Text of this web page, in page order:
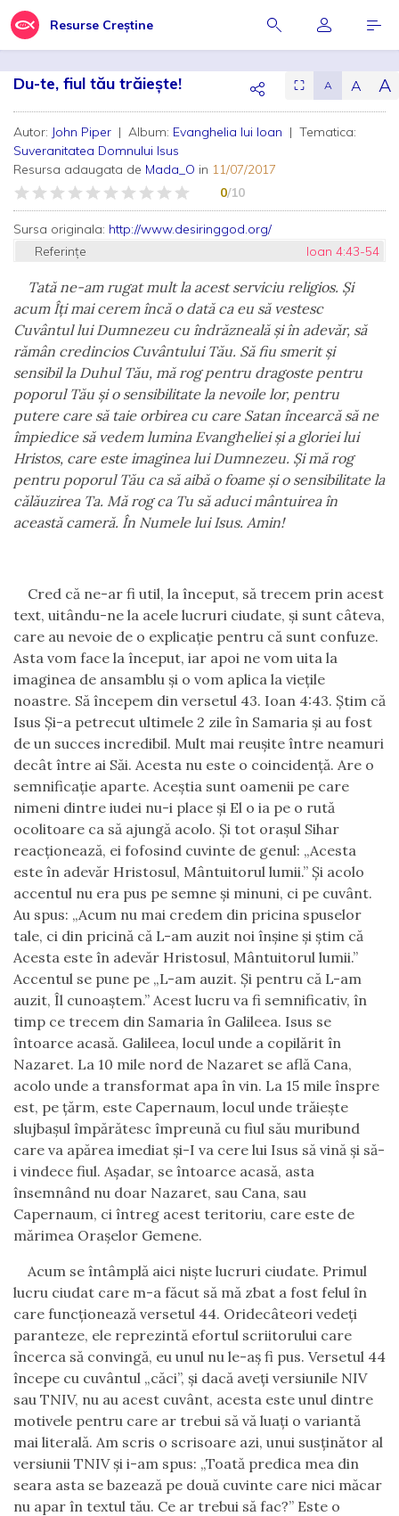
Resurse Creștine
Du-te, fiul tău trăiește! ⛶ A A A
Autor: John Piper | Album: Evanghelia lui Ioan | Tematica:
Suveranitatea Domnului Isus
Resursa adaugata de Mada_O in 11/07/2017
0/10
Sursa originala: http://www.desiringgod.org/
Referințe
Ioan 4:43-54
Tată ne-am rugat mult la acest serviciu religios. Şi
acum Îţi mai cerem încă o dată ca eu să vestesc
Cuvântul lui Dumnezeu cu îndrăzneală şi în adevăr, să
rămân credincios Cuvântului Tău. Să fiu smerit şi
sensibil la Duhul Tău, mă rog pentru dragoste pentru
poporul Tău şi o sensibilitate la nevoile lor, pentru
putere care să taie orbirea cu care Satan încearcă să ne
împiedice să vedem lumina Evangheliei şi a gloriei lui
Hristos, care este imaginea lui Dumnezeu. Şi mă rog
pentru poporul Tău ca să aibă o foame şi o sensibilitate la
călăuzirea Ta. Mă rog ca Tu să aduci mântuirea în
această cameră. În Numele lui Isus. Amin!
Cred că ne-ar fi util, la început, să trecem prin acest
text, uitându-ne la acele lucruri ciudate, şi sunt câteva,
care au nevoie de o explicaţie pentru că sunt confuze.
Asta vom face la început, iar apoi ne vom uita la
imaginea de ansamblu şi o vom aplica la vieţile
noastre. Să începem din versetul 43. Ioan 4:43. Ştim că
Isus Și-a petrecut ultimele 2 zile în Samaria şi au fost
de un succes incredibil. Mult mai reuşite între neamuri
decât între ai Săi. Acesta nu este o coincidenţă. Are o
semnificaţie aparte. Aceştia sunt oamenii pe care
nimeni dintre iudei nu-i place şi El o ia pe o rută
ocolitoare ca să ajungă acolo. Și tot oraşul Sihar
reacţionează, ei fofosind cuvinte de genul: „Acesta
este în adevăr Hristosul, Mântuitorul lumii.” Şi acolo
accentul nu era pus pe semne şi minuni, ci pe cuvânt.
Au spus: „Acum nu mai credem din pricina spuselor
tale, ci din pricină că L-am auzit noi înşine şi ştim că
Acesta este în adevăr Hristosul, Mântuitorul lumii.”
Accentul se pune pe „L-am auzit. Şi pentru că L-am
auzit, Îl cunoaştem.” Acest lucru va fi semnificativ, în
timp ce trecem din Samaria în Galileea. Isus se
întoarce acasă. Galileea, locul unde a copilărit în
Nazaret. La 10 mile nord de Nazaret se află Cana,
acolo unde a transformat apa în vin. La 15 mile înspre
est, pe ţărm, este Capernaum, locul unde trăieşte
slujbaşul împărătesc împreună cu fiul său muribund
care va apărea imediat şi-I va cere lui Isus să vină şi să-
i vindece fiul. Aşadar, se întoarce acasă, asta
însemnând nu doar Nazaret, sau Cana, sau
Capernaum, ci întreg acest teritoriu, care este de
mărimea Orașelor Gemene.
Acum se întâmplă aici nişte lucruri ciudate. Primul
lucru ciudat care m-a făcut să mă zbat a fost felul în
care funcţionează versetul 44. Oridecâteori vedeţi
paranteze, ele reprezintă efortul scriitorului care
încerca să convingă, eu unul nu le-aş fi pus. Versetul 44
începe cu cuvântul „căci”, şi dacă aveţi versiunile NIV
sau TNIV, nu au acest cuvânt, acesta este unul dintre
motivele pentru care ar trebui să vă luaţi o variantă
mai literală. Am scris o scrisoare azi, unui susţinător al
versiunii TNIV şi i-am spus: „Toată predica mea din
seara asta se bazează pe două cuvinte care nici măcar
nu apar în textul tău. Ce ar trebui să fac?” Este o